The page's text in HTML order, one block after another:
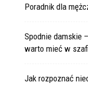
Poradnik dla
Spodnie damskie
warto mieć w
Jak rozpoznać